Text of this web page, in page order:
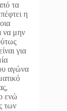
τα
η
να μην
για
αγώνα
ενώ
των